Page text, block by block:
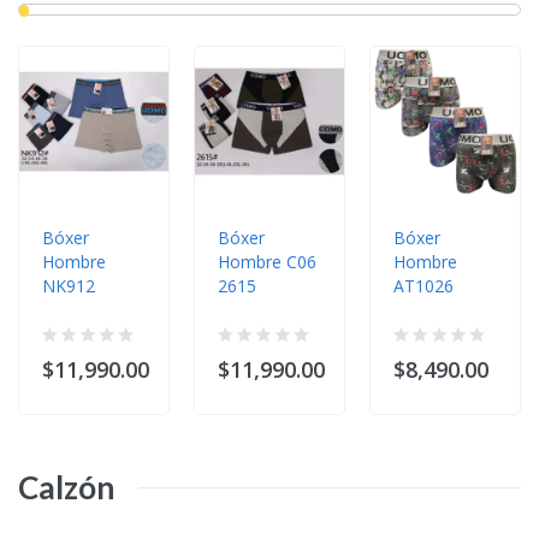
Bóxer
Hombre
NK912
$11,990.00
Bóxer
Hombre C06
2615
$11,990.00
Bóxer
Hombre
AT1026
$8,490.00
Calzón